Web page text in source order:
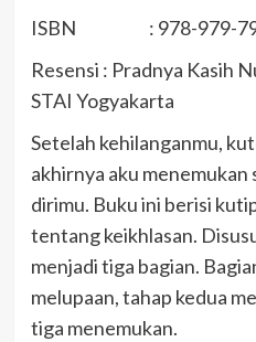
ISBN : 978-979-
Resensi : Pradnya Kasih
STAI Yogyakarta
Setelah kehilanganmu,
akhirnya aku menemukan
dirimu. Buku ini berisi
tentang keikhlasan.
menjadi tiga bagian.
melupaan, tahap kedua
tiga menemukan.